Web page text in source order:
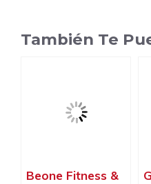
También Te
Beone Fitness &